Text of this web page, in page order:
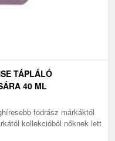
TÁPLÁLÓ
40 ML
fodrász márkáktól
kollekcióból nőknek lett